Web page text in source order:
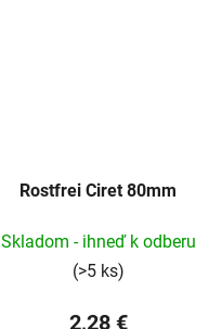
Rostfrei Ciret 80mm
Skladom - ihneď k odberu
(>5 ks)
2,28 €